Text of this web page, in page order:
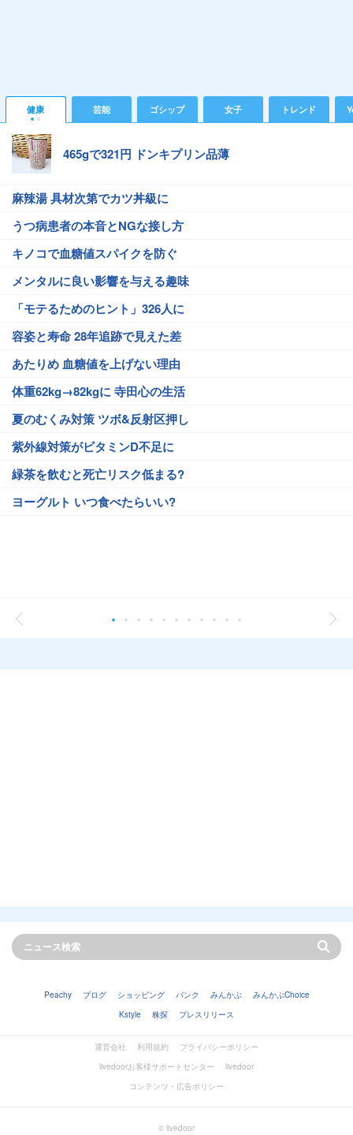
健康 芸能 ゴシップ 女子 トレンド
465gで321円 ドンキプリン品薄
麻辣湯 具材次第でカツ丼級に
うつ病患者の本音とNGな接し方
キノコで血糖値スパイクを防ぐ
メンタルに良い影響を与える趣味
「モテるためのヒント」326人に
容姿と寿命 28年追跡で見えた差
あたりめ 血糖値を上げない理由
体重62kg→82kgに 寺田心の生活
夏のむくみ対策 ツボ&反射区押し
紫外線対策がビタミンD不足に
緑茶を飲むと死亡リスク低まる?
ヨーグルト いつ食べたらいい?
Peachy ブログ ショッピング バンク みんかぶ
みんかぶChoice
Kstyle
株探 プレスリリース
運営会社 利用規約
プライバシーポリシー
livedoorお客様サポートセンター
livedoor
コンテンツ・広告ポリシー
© livedoor